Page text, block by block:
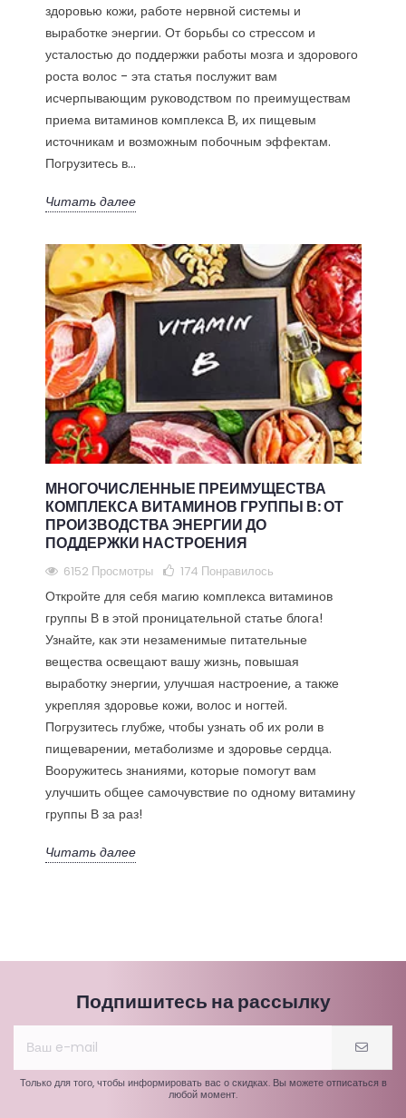
здоровью кожи, работе нервной системы и
выработке энергии. От борьбы со стрессом и
усталостью до поддержки работы мозга и здорового
роста волос - эта статья послужит вам
исчерпывающим руководством по преимуществам
приема витаминов комплекса В, их пищевым
источникам и возможным побочным эффектам.
Погрузитесь в...
Читать далее
МНОГОЧИСЛЕННЫЕ ПРЕИМУЩЕСТВА
КОМПЛЕКСА ВИТАМИНОВ ГРУППЫ В: ОТ
ПРОИЗВОДСТВА ЭНЕРГИИ ДО
ПОДДЕРЖКИ НАСТРОЕНИЯ
6152 Просмотры 174 Понравилось
Откройте для себя магию комплекса витаминов
группы В в этой проницательной статье блога!
Узнайте, как эти незаменимые питательные
вещества освещают вашу жизнь, повышая
выработку энергии, улучшая настроение, а также
укрепляя здоровье кожи, волос и ногтей.
Погрузитесь глубже, чтобы узнать об их роли в
пищеварении, метаболизме и здоровье сердца.
Вооружитесь знаниями, которые помогут вам
улучшить общее самочувствие по одному витамину
группы В за раз!
Читать далее
Подпишитесь на рассылку
Только для того, чтобы информировать вас о скидках. Вы можете отписаться в
любой момент.